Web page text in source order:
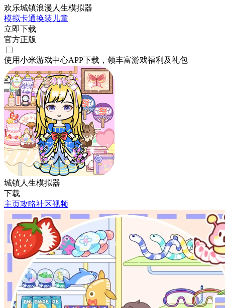
欢乐城镇浪漫人生模拟器
模拟卡通换装 儿童
立即下载
官方正版
使用小米游戏中心APP下载 ，领丰富游戏福利 及礼包
城镇人生模拟器
下载
主页攻略社区视频